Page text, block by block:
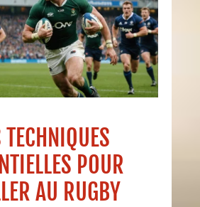
TECHNIQUES
POUR
AU RUGBY